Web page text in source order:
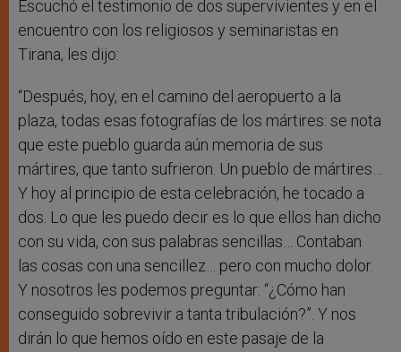
Escuchó el testimonio de dos supervivientes y en el
encuentro con los religiosos y seminaristas en
Tirana, les dijo:
“Después, hoy, en el camino del aeropuerto a la
plaza, todas esas fotografías de los mártires: se nota
que este pueblo guarda aún memoria de sus
mártires, que tanto sufrieron. Un pueblo de mártires…
Y hoy al principio de esta celebración, he tocado a
dos. Lo que les puedo decir es lo que ellos han dicho
con su vida, con sus palabras sencillas… Contaban
las cosas con una sencillez… pero con mucho dolor.
Y nosotros les podemos preguntar: “¿Cómo han
conseguido sobrevivir a tanta tribulación?”. Y nos
dirán lo que hemos oído en este pasaje de la